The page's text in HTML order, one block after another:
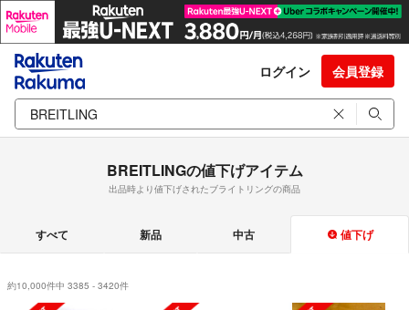
ログイン 会員登録
BREITLINGの値下げアイテム
出品時より値下げされたブライトリングの商品
すべて 新品 中古 値下げ
約10,000件中 3385 - 3420件